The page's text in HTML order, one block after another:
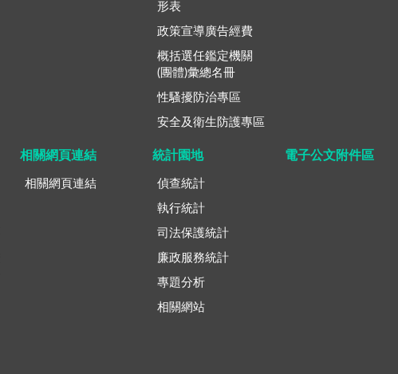
形表
政策宣導廣告經費
概括選任鑑定機關
(團體)彙總名冊
性騷擾防治專區
安全及衛生防護專區
相關網頁連結
相關網頁連結
統計園地
偵查統計
執行統計
司法保護統計
廉政服務統計
專題分析
相關網站
電子公文附件區